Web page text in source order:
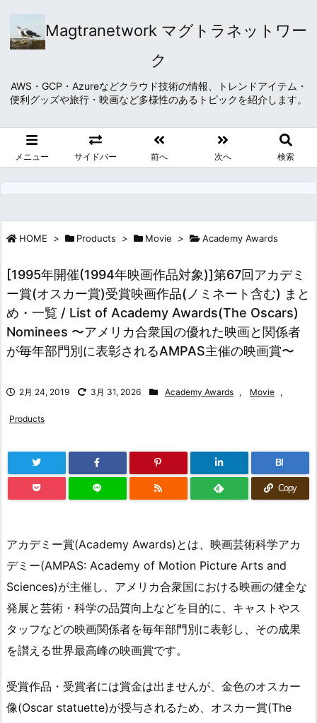
Magtranetwork マグトラネットワー
ク
AWS・GCP・Azureなどクラウド技術の情報、トレンドアイテム・
便利グッズや旅行・映画など多様性のあるトピックを紹介します。
メニュー サイドバー 前へ 次へ 検索
HOME > Products > Movie > Academy Awards
[1995年開催(1994年映画作品対象)]第67回アカデミ
ー賞(オスカー賞)受賞映画作品(ノミネート含む) まと
め・一覧 / List of Academy Awards(The Oscars)
Nominees 〜アメリカ合衆国の優れた映画と関係者
が毎年部門別に表彰されるAMPAS主催の映画賞〜
2月 24, 2019 3月 31, 2026 Academy Awards , Movie ,
Products
B!
Copy
アカデミー賞(Academy Awards)とは、映画芸術科学アカ
デミー(AMPAS: Academy of Motion Picture Arts and
Sciences)が主催し、アメリカ合衆国における映画の健全な
発展と芸術・科学の品質向上などを目的に、キャストやス
タッフなどの映画関係者を毎年部門別に表彰し、その成果
を讃える世界最高峰の映画賞です。
受賞作品・受賞者には賞金は出ませんが、金色のオスカー
像(Oscar statuette)が授与されるため、オスカー賞(The